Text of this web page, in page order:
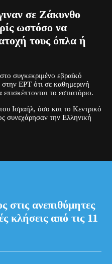
σε Ζάκυνθο
ωστόσο να
τους όπλα ή
συγκεκριμένο εβραϊκό
ΕΡΤ ότι σε καθημερινή
το εστιατόριο.
Ισραήλ, όσο και το Κεντρικό
συνεχάρησαν την Ελληνική
στις ανεπιθύμητες
κλήσεις από τις 11